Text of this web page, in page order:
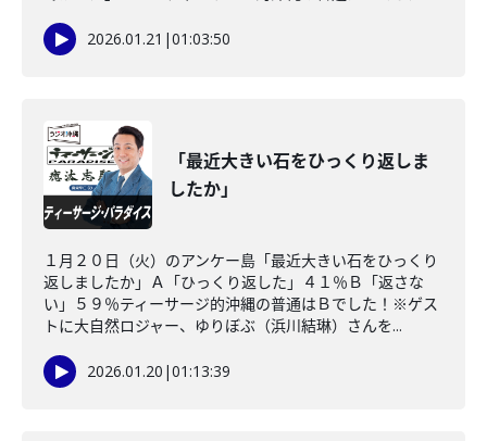
2026.01.21 |01:03:50
「最近大きい石をひっくり返しま
したか」
１月２０日（火）のアンケー島「最近大きい石をひっくり
返しましたか」Ａ「ひっくり返した」４１％Ｂ「返さな
い」５９％ティーサージ的沖縄の普通はＢでした！※ゲス
トに大自然ロジャー、ゆりぼぶ（浜川結琳）さんを...
2026.01.20 |01:13:39